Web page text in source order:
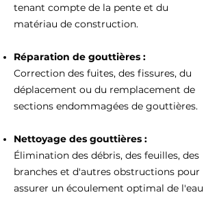
tenant compte de la pente et du
matériau de construction.
Réparation de gouttières :
Correction des fuites, des fissures, du
déplacement ou du remplacement de
sections endommagées de gouttières.
Nettoyage des gouttières :
Élimination des débris, des feuilles, des
branches et d'autres obstructions pour
assurer un écoulement optimal de l'eau